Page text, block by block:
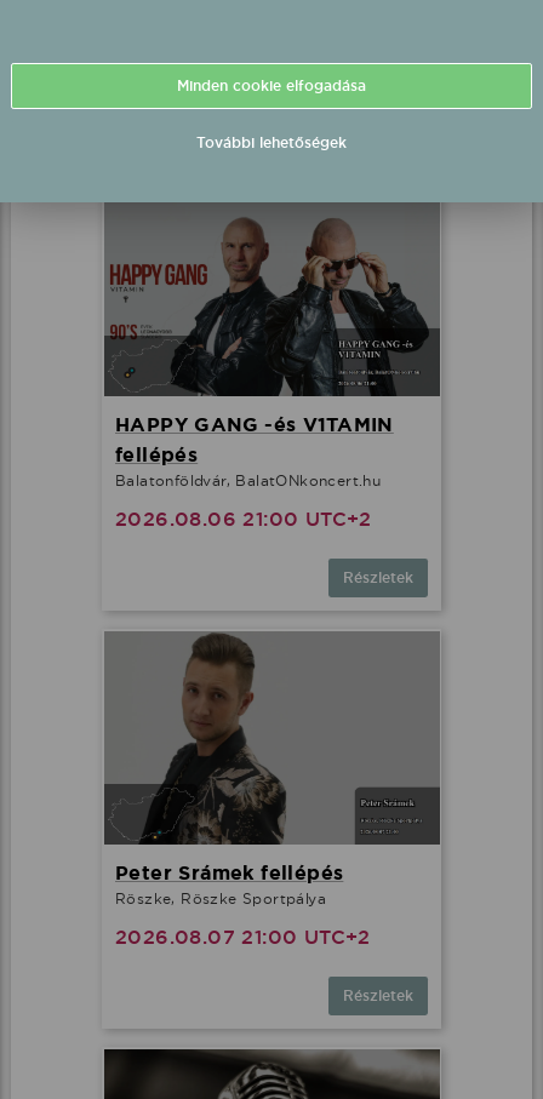
2026.08.06 19:00 UTC+2
HAPPY GANG -és V1TAMIN
fellépés
Balatonföldvár, BalatONkoncert.hu
2026.08.06 21:00 UTC+2
Részletek
Peter Srámek fellépés
Röszke, Röszke Sportpálya
2026.08.07 21:00 UTC+2
Részletek
Minden cookie elfogadása
További lehetőségek